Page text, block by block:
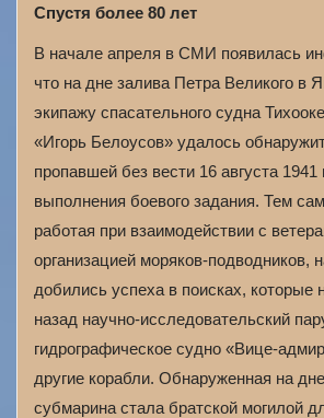
Спустя более 80 лет
В начале апреля в СМИ появилась
что на дне залива Петра Великого в
экипажу спасательного судна
«Игорь Белоусов» удалось
пропавшей без вести 16 августа 1941
выполнения боевого задания. Тем
работая при взаимодействии с
организацией моряков-подводников,
добились успеха в поисках, которые
назад научно-исследовательский
гидрографическое судно «Вице-
другие корабли. Обнаруженная на
субмарина стала братской могилой